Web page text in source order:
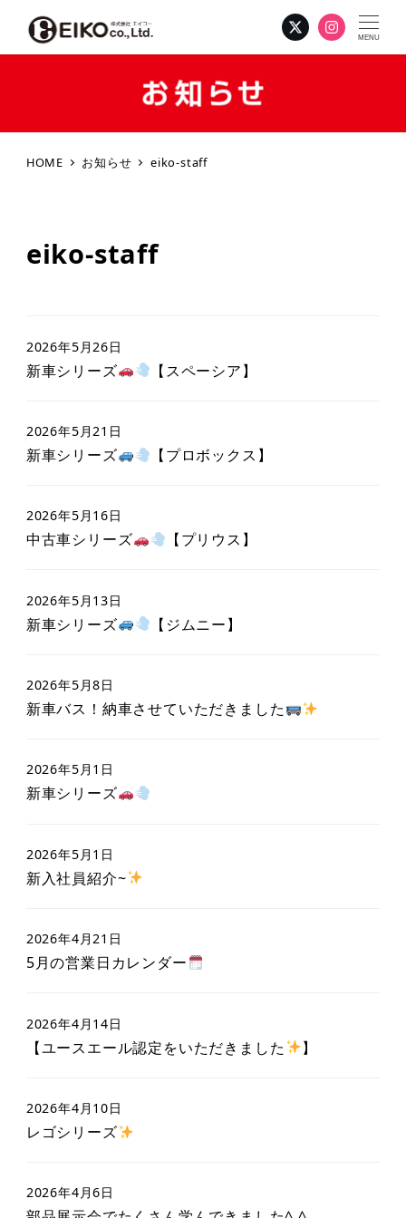
MENU
HOME お知らせ eiko-staff
eiko-staff
新車シリーズ 【スペーシア】
2026年5月26日
新車シリーズ 【プロボックス】
2026年5月21日
中古車シリーズ 【プリウス】
2026年5月16日
新車シリーズ 【ジムニー】
2026年5月13日
新車バス！納車させていただきました
2026年5月8日
新車シリーズ
2026年5月1日
新入社員紹介~
2026年5月1日
5月の営業日カレンダー
2026年4月21日
【ユースエール認定をいただきました 】
2026年4月14日
レゴシリーズ
2026年4月10日
2026年4月6日